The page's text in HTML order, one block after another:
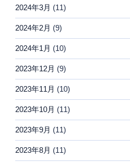
2024年3月 (11)
2024年2月 (9)
2024年1月 (10)
2023年12月 (9)
2023年11月 (10)
2023年10月 (11)
2023年9月 (11)
2023年8月 (11)